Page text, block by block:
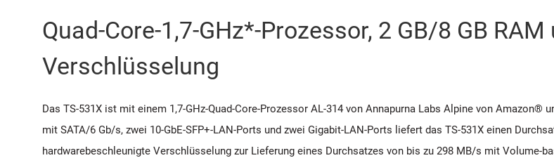
Quad-Core-1,7-GHz*-Prozessor, 2 GB/8 GB
Verschlüsselung
Das TS-531X ist mit einem 1,7-GHz-Quad-Core-Prozessor AL-314 von Annapurna Labs Alpine von Amazon®
mit SATA/6 Gb/s, zwei 10-GbE-SFP+-LAN-Ports und zwei Gigabit-LAN-Ports liefert das TS-531X einen
hardwarebeschleunigte Verschlüsselung zur Lieferung eines Durchsatzes von bis zu 298 MB/s mit Volume-